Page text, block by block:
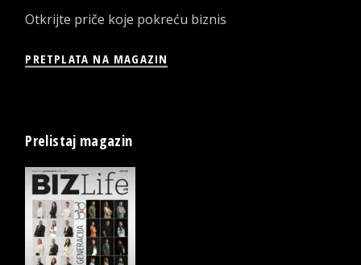
Otkrijte priče koje pokreću biznis
PRETPLATA NA MAGAZIN
Prelistaj magazin